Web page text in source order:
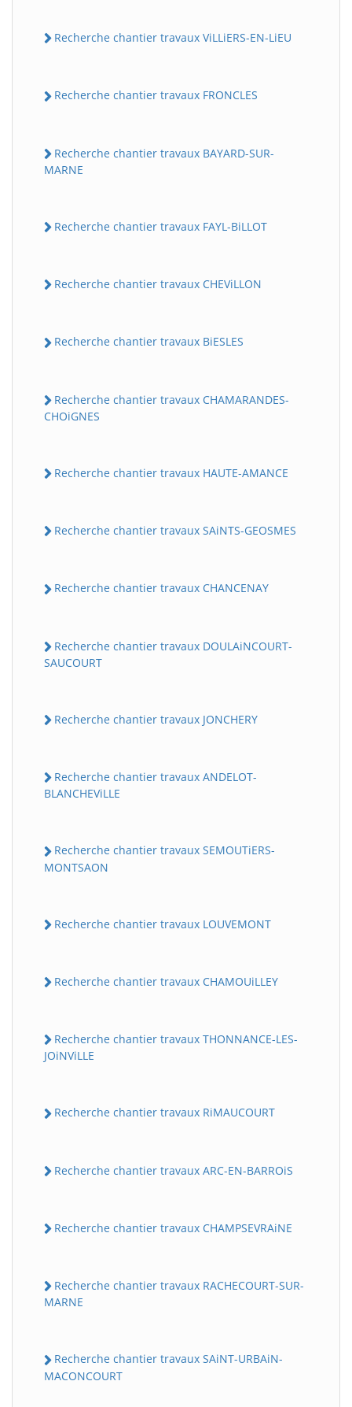
Recherche chantier travaux ViLLiERS-EN-LiEU
Recherche chantier travaux FRONCLES
Recherche chantier travaux BAYARD-SUR-
MARNE
Recherche chantier travaux FAYL-BiLLOT
Recherche chantier travaux CHEViLLON
Recherche chantier travaux BiESLES
Recherche chantier travaux CHAMARANDES-
CHOiGNES
Recherche chantier travaux HAUTE-AMANCE
Recherche chantier travaux SAiNTS-GEOSMES
Recherche chantier travaux CHANCENAY
Recherche chantier travaux DOULAiNCOURT-
SAUCOURT
Recherche chantier travaux JONCHERY
Recherche chantier travaux ANDELOT-
BLANCHEViLLE
Recherche chantier travaux SEMOUTiERS-
MONTSAON
Recherche chantier travaux LOUVEMONT
Recherche chantier travaux CHAMOUiLLEY
Recherche chantier travaux THONNANCE-LES-
JOiNViLLE
Recherche chantier travaux RiMAUCOURT
Recherche chantier travaux ARC-EN-BARROiS
Recherche chantier travaux CHAMPSEVRAiNE
Recherche chantier travaux RACHECOURT-SUR-
MARNE
Recherche chantier travaux SAiNT-URBAiN-
MACONCOURT